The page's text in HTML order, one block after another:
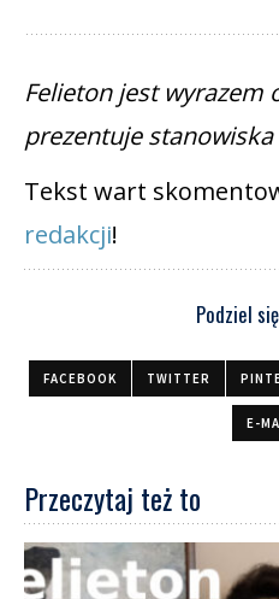
Felieton jest wyrazem
prezentuje stanowiska
Tekst wart
redakcji!
Podziel
FACEBOOK TWITTER
E-
Przeczytaj też to